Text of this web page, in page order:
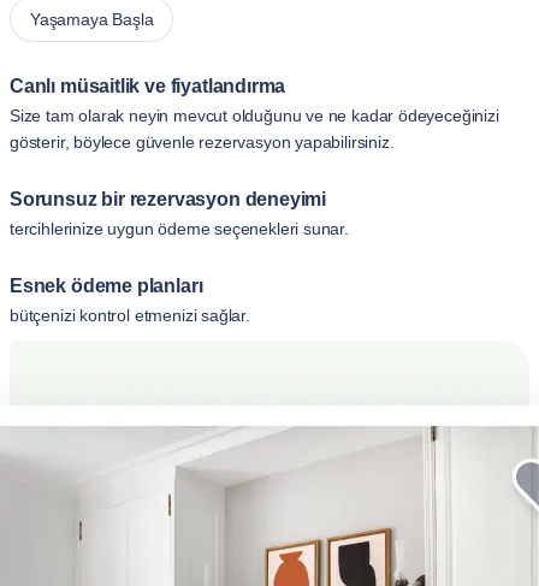
Yaşamaya Başla
Canlı müsaitlik ve fiyatlandırma
Size tam olarak neyin mevcut olduğunu ve ne kadar ödeyeceğinizi
gösterir, böylece güvenle rezervasyon yapabilirsiniz.
Sorunsuz bir rezervasyon deneyimi
tercihlerinize uygun ödeme seçenekleri sunar.
Esnek ödeme planları
bütçenizi kontrol etmenizi sağlar.